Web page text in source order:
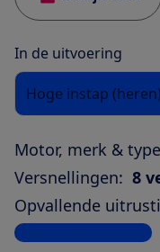
In de uitvoering
Hoge instap (heren)
Motor, merk &
Versnellingen: 8
Opvallende
Bekijk alle specificaties